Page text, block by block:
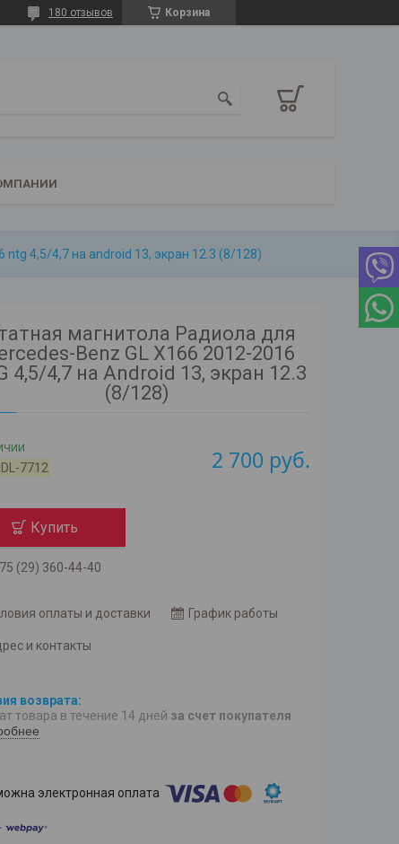
Корзина
180 отзывов
4,5/4,7 на android 13, экран 12.3 (8/128)
магнитола Радиола для
Benz GL X166 2012-2016
4,5/4,7 на Android 13, экран 12.3
(8/128)
7712 2 700 руб.
Купить
(29) 360-44-40
оплаты и доставки График работы
и контакты
товара в течение 14 дней за счет покупателя